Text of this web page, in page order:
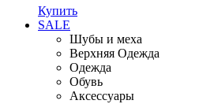
Купить
SALE
Шубы и меха
Верхняя Одежда
Одежда
Обувь
Аксессуары